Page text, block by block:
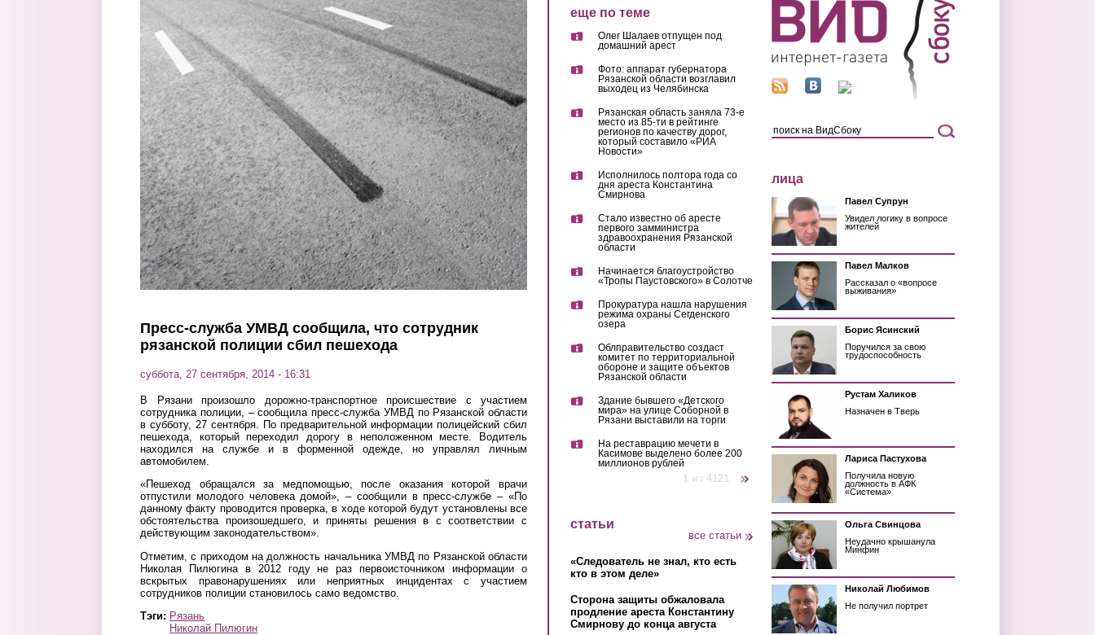
Перейти к основному содержанию
Пресс-служба УМВД сообщила, что сотрудник
рязанской полиции сбил пешехода
суббота, 27 сентября, 2014 - 16:31
В Рязани произошло дорожно-транспортное происшествие с участием
сотрудника полиции, – сообщила пресс-служба УМВД по Рязанской области
в субботу, 27 сентября. По предварительной информации полицейский сбил
пешехода, который переходил дорогу в неположенном месте. Водитель
находился на службе и в форменной одежде, но управлял личным
автомобилем.
«Пешеход обращался за медпомощью, после оказания которой врачи
отпустили молодого человека домой», – сообщили в пресс-службе – «По
данному факту проводится проверка, в ходе которой будут установлены все
обстоятельства произошедшего, и приняты решения в с соответствии с
действующим законодательством».
Отметим, с приходом на должность начальника УМВД по Рязанской области
Николая Пилюгина в 2012 году не раз первоисточником информации о
вскрытых правонарушениях или неприятных инцидентах с участием
сотрудников полиции становилось само ведомство.
Тэги: Рязань
Николай Пилюгин
еще по теме
Олег Шалаев отпущен под
домашний арест
Фото: аппарат губернатора
Рязанской области возглавил
выходец из Челябинска
Рязанская область заняла 73-е
место из 85-ти в рейтинге
регионов по качеству дорог,
который составило «РИА
Новости»
Исполнилось полтора года со
дня ареста Константина
Смирнова
Стало известно об аресте
первого замминистра
здравоохранения Рязанской
области
Начинается благоустройство
«Тропы Паустовского» в Солотче
Прокуратура нашла нарушения
режима охраны Сегденского
озера
Облправительство создаст
комитет по территориальной
обороне и защите объектов
Рязанской области
Здание бывшего «Детского
мира» на улице Соборной в
Рязани выставили на торги
На реставрацию мечети в
Касимове выделено более 200
миллионов рублей
1 из 4121
статьи
все статьи
«Следователь не знал, кто есть
кто в этом деле»
Сторона защиты обжаловала
продление ареста Константину
Смирнову до конца августа
лица
Павел Супрун
Увидел логику в вопросе
жителей
Павел Малков
Рассказал о «вопросе
выживания»
Борис Ясинский
Поручился за свою
трудоспособность
Рустам Халиков
Назначен в Тверь
Лариса Пастухова
Получила новую
должность в АФК
«Система»
Ольга Свинцова
Неудачно крышанула
Минфин
Николай Любимов
Не получил портрет